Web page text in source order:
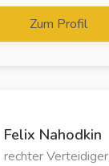
Zum Profil
Felix Nahodkin
rechter Verteidiger